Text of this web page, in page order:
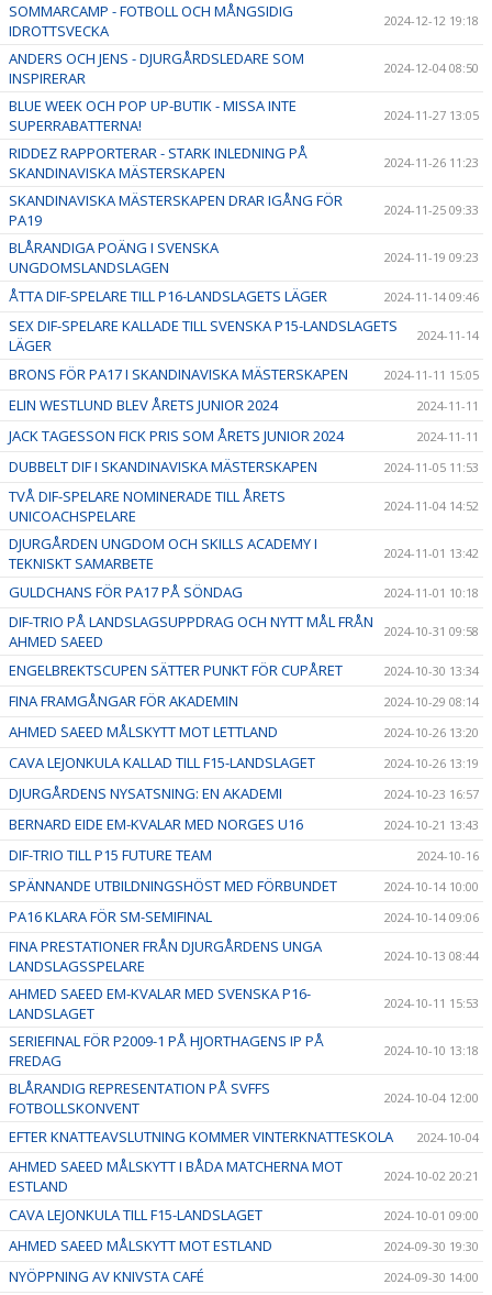
SOMMARCAMP - FOTBOLL OCH MÅNGSIDIG
IDROTTSVECKA
2024-12-12 19:18
ANDERS OCH JENS - DJURGÅRDSLEDARE SOM
INSPIRERAR
2024-12-04 08:50
BLUE WEEK OCH POP UP-BUTIK - MISSA INTE
SUPERRABATTERNA!
2024-11-27 13:05
RIDDEZ RAPPORTERAR - STARK INLEDNING PÅ
SKANDINAVISKA MÄSTERSKAPEN
2024-11-26 11:23
SKANDINAVISKA MÄSTERSKAPEN DRAR IGÅNG FÖR
PA19
2024-11-25 09:33
BLÅRANDIGA POÄNG I SVENSKA
UNGDOMSLANDSLAGEN
2024-11-19 09:23
ÅTTA DIF-SPELARE TILL P16-LANDSLAGETS LÄGER 2024-11-14 09:46
SEX DIF-SPELARE KALLADE TILL SVENSKA P15-LANDSLAGETS
LÄGER
2024-11-14
BRONS FÖR PA17 I SKANDINAVISKA MÄSTERSKAPEN 2024-11-11 15:05
ELIN WESTLUND BLEV ÅRETS JUNIOR 2024 2024-11-11
JACK TAGESSON FICK PRIS SOM ÅRETS JUNIOR 2024 2024-11-11
DUBBELT DIF I SKANDINAVISKA MÄSTERSKAPEN 2024-11-05 11:53
TVÅ DIF-SPELARE NOMINERADE TILL ÅRETS
UNICOACHSPELARE
2024-11-04 14:52
DJURGÅRDEN UNGDOM OCH SKILLS ACADEMY I
TEKNISKT SAMARBETE
2024-11-01 13:42
GULDCHANS FÖR PA17 PÅ SÖNDAG 2024-11-01 10:18
DIF-TRIO PÅ LANDSLAGSUPPDRAG OCH NYTT MÅL FRÅN
AHMED SAEED
2024-10-31 09:58
ENGELBREKTSCUPEN SÄTTER PUNKT FÖR CUPÅRET 2024-10-30 13:34
FINA FRAMGÅNGAR FÖR AKADEMIN 2024-10-29 08:14
AHMED SAEED MÅLSKYTT MOT LETTLAND 2024-10-26 13:20
CAVA LEJONKULA KALLAD TILL F15-LANDSLAGET 2024-10-26 13:19
DJURGÅRDENS NYSATSNING: EN AKADEMI 2024-10-23 16:57
BERNARD EIDE EM-KVALAR MED NORGES U16 2024-10-21 13:43
DIF-TRIO TILL P15 FUTURE TEAM 2024-10-16
SPÄNNANDE UTBILDNINGSHÖST MED FÖRBUNDET 2024-10-14 10:00
PA16 KLARA FÖR SM-SEMIFINAL 2024-10-14 09:06
FINA PRESTATIONER FRÅN DJURGÅRDENS UNGA
LANDSLAGSSPELARE
2024-10-13 08:44
AHMED SAEED EM-KVALAR MED SVENSKA P16-
LANDSLAGET
2024-10-11 15:53
SERIEFINAL FÖR P2009-1 PÅ HJORTHAGENS IP PÅ
FREDAG
2024-10-10 13:18
BLÅRANDIG REPRESENTATION PÅ SVFFS
FOTBOLLSKONVENT
2024-10-04 12:00
EFTER KNATTEAVSLUTNING KOMMER VINTERKNATTESKOLA 2024-10-04
AHMED SAEED MÅLSKYTT I BÅDA MATCHERNA MOT
ESTLAND
2024-10-02 20:21
CAVA LEJONKULA TILL F15-LANDSLAGET 2024-10-01 09:00
AHMED SAEED MÅLSKYTT MOT ESTLAND 2024-09-30 19:30
NYÖPPNING AV KNIVSTA CAFÉ 2024-09-30 14:00